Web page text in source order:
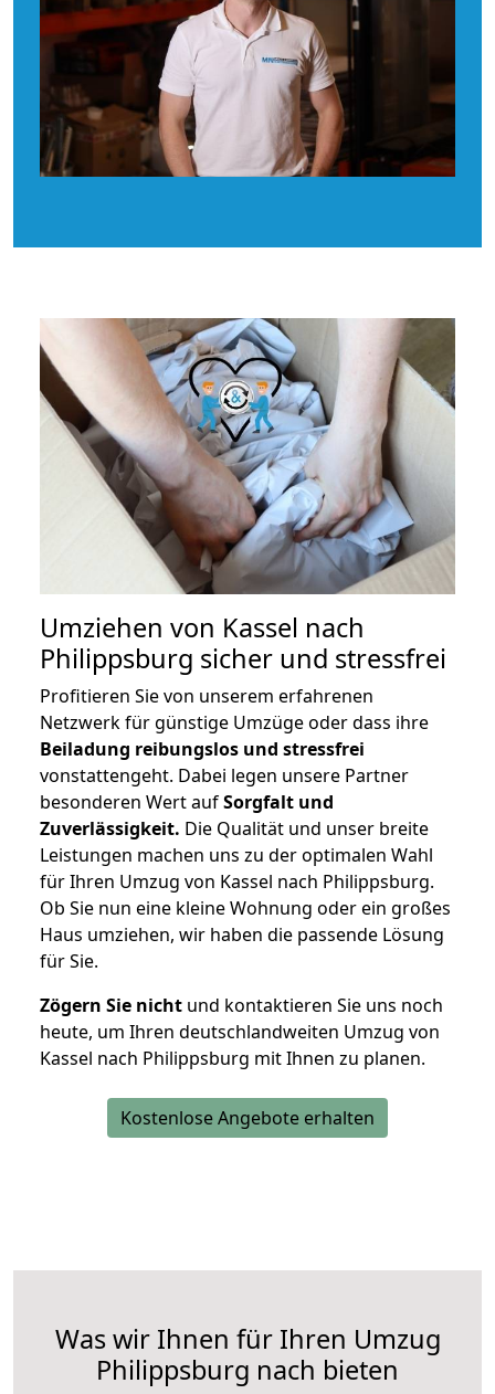
Umziehen von Kassel nach
Philippsburg sicher und stressfrei
Profitieren Sie von unserem erfahrenen
Netzwerk für günstige Umzüge oder dass ihre
Beiladung reibungslos und stressfrei
vonstattengeht. Dabei legen unsere Partner
besonderen Wert aufSorgfalt und
Zuverlässigkeit. Die Qualität und unser breite
Leistungen machen uns zu der optimalen Wahl
für Ihren Umzug von Kassel nach Philippsburg.
Ob Sie nun eine kleine Wohnung oder ein großes
Haus umziehen, wir haben die passende Lösung
für Sie.
Zögern Sie nicht und kontaktieren Sie uns noch
heute, um Ihren deutschlandweiten Umzug von
Kassel nach Philippsburg mit Ihnen zu planen.
Kostenlose Angebote erhalten
Was wir Ihnen für Ihren Umzug
Philippsburg nach bieten